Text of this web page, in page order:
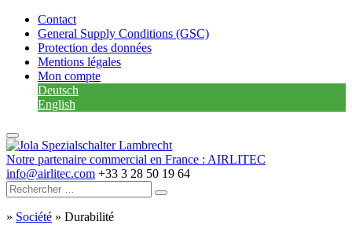
Contact
General Supply Conditions (GSC)
Protection des données
Mentions légales
Mon compte
Deutsch
English
Notre partenaire commercial en France : AIRLITEC
info@airlitec.com +33 3 28 50 19 64
» Société » Durabilité